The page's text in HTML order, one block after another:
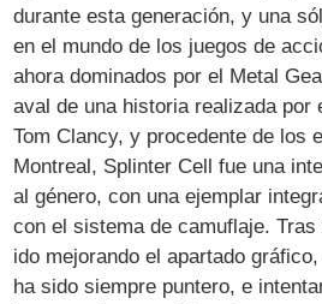
durante esta generación, y una
en el mundo de los juegos de
ahora dominados por el Metal
aval de una historia realizada por
Tom Clancy, y procedente de los
Montreal, Splinter Cell fue una
al género, con una ejemplar
con el sistema de camuflaje.
ido mejorando el apartado
ha sido siempre puntero, e